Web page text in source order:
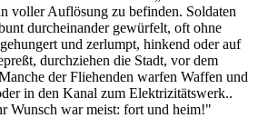
voller Auflösung zu befinden. Soldaten
durcheinander gewürfelt, oft ohne
und zerlumpt, hinkend oder auf
durchziehen die Stadt, vor dem
der Fliehenden warfen Waffen und
in den Kanal zum Elektrizitätswerk..
Wunsch war meist: fort und heim!"